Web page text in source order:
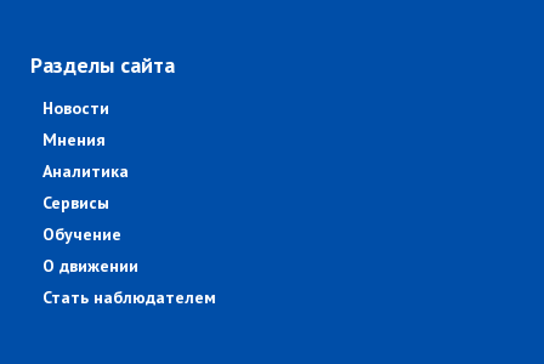
Разделы сайта
Новости
Мнения
Аналитика
Сервисы
Обучение
О движении
Стать наблюдателем